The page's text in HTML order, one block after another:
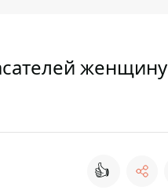
женщину
👍